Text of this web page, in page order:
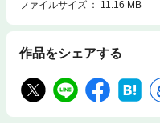
ファイルサイズ
11.16 MB
作品をシェアする